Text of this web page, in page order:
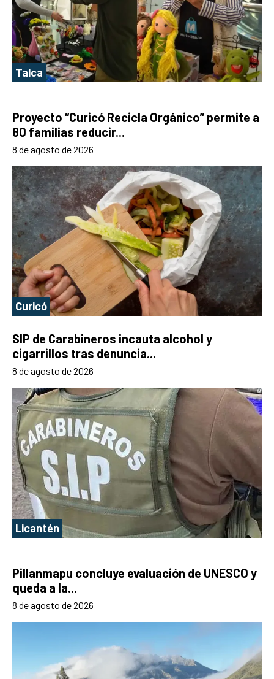
Talca
Proyecto “Curicó Recicla Orgánico” permite a
80 familias reducir...
8 de agosto de 2026
Curicó
SIP de Carabineros incauta alcohol y
cigarrillos tras denuncia...
8 de agosto de 2026
Licantén
Pillanmapu concluye evaluación de UNESCO y
queda a la...
8 de agosto de 2026